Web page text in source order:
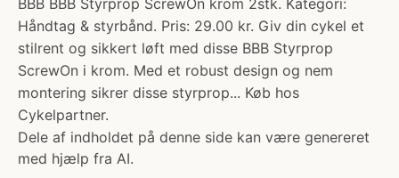
BBB BBB Styrprop ScrewOn krom 2stk. Kategori:
Håndtag & styrbånd. Pris: 29.00 kr. Giv din cykel et
stilrent og sikkert løft med disse BBB Styrprop
ScrewOn i krom. Med et robust design og nem
montering sikrer disse styrprop... Køb hos
Cykelpartner.
Dele af indholdet på denne side kan være genereret
med hjælp fra AI.